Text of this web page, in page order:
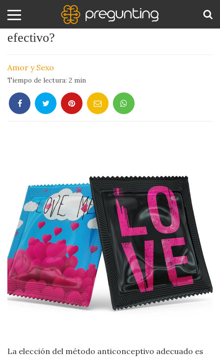
Amor
Sexo
Animales
Costumbres
y
Creencias
Criminología
Deporte
Economía
¿Cuál es el método anticonceptivo más
efectivo?
Amor y Sexo
Tiempo de lectura: 2 min
La elección del método anticonceptivo adecuado es